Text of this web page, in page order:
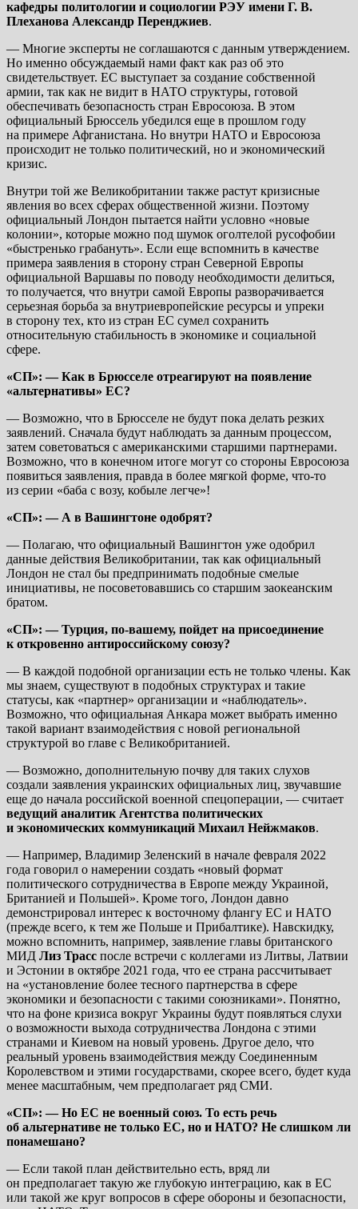
кафедры политологии и социологии РЭУ имени Г. В.
Плеханова Александр Перенджиев.
— Многие эксперты не соглашаются с данным утверждением.
Но именно обсуждаемый нами факт как раз об это
свидетельствует. ЕС выступает за создание собственной
армии, так как не видит в НАТО структуры, готовой
обеспечивать безопасность стран Евросоюза. В этом
официальный Брюссель убедился еще в прошлом году
на примере Афганистана. Но внутри НАТО и Евросоюза
происходит не только политический, но и экономический
кризис.
Внутри той же Великобритании также растут кризисные
явления во всех сферах общественной жизни. Поэтому
официальный Лондон пытается найти условно «новые
колонии», которые можно под шумок оголтелой русофобии
«быстренько грабануть». Если еще вспомнить в качестве
примера заявления в сторону стран Северной Европы
официальной Варшавы по поводу необходимости делиться,
то получается, что внутри самой Европы разворачивается
серьезная борьба за внутриевропейские ресурсы и упреки
в сторону тех, кто из стран ЕС сумел сохранить
относительную стабильность в экономике и социальной
сфере.
«СП»: — Как в Брюсселе отреагируют на появление
«альтернативы» ЕС?
— Возможно, что в Брюсселе не будут пока делать резких
заявлений. Сначала будут наблюдать за данным процессом,
затем советоваться с американскими старшими партнерами.
Возможно, что в конечном итоге могут со стороны Евросоюза
появиться заявления, правда в более мягкой форме, что-то
из серии «баба с возу, кобыле легче»!
«СП»: — А в Вашингтоне одобрят?
— Полагаю, что официальный Вашингтон уже одобрил
данные действия Великобритании, так как официальный
Лондон не стал бы предпринимать подобные смелые
инициативы, не посоветовавшись со старшим заокеанским
братом.
«СП»: — Турция, по-вашему, пойдет на присоединение
к откровенно антироссийскому союзу?
— В каждой подобной организации есть не только члены. Как
мы знаем, существуют в подобных структурах и такие
статусы, как «партнер» организации и «наблюдатель».
Возможно, что официальная Анкара может выбрать именно
такой вариант взаимодействия с новой региональной
структурой во главе с Великобританией.
— Возможно, дополнительную почву для таких слухов
создали заявления украинских официальных лиц, звучавшие
еще до начала российской военной спецоперации, — считает
ведущий аналитик Агентства политических
и экономических коммуникаций Михаил Нейжмаков.
— Например, Владимир Зеленский в начале февраля 2022
года говорил о намерении создать «новый формат
политического сотрудничества в Европе между Украиной,
Британией и Польшей». Кроме того, Лондон давно
демонстрировал интерес к восточному флангу ЕС и НАТО
(прежде всего, к тем же Польше и Прибалтике). Навскидку,
можно вспомнить, например, заявление главы британского
МИД Лиз Трасс после встречи с коллегами из Литвы, Латвии
и Эстонии в октябре 2021 года, что ее страна рассчитывает
на «установление более тесного партнерства в сфере
экономики и безопасности с такими союзниками». Понятно,
что на фоне кризиса вокруг Украины будут появляться слухи
о возможности выхода сотрудничества Лондона с этими
странами и Киевом на новый уровень. Другое дело, что
реальный уровень взаимодействия между Соединенным
Королевством и этими государствами, скорее всего, будет куда
менее масштабным, чем предполагает ряд СМИ.
«СП»: — Но ЕС не военный союз. То есть речь
об альтернативе не только ЕС, но и НАТО? Не слишком ли
понамешано?
— Если такой план действительно есть, вряд ли
он предполагает такую же глубокую интеграцию, как в ЕС
или такой же круг вопросов в сфере обороны и безопасности,